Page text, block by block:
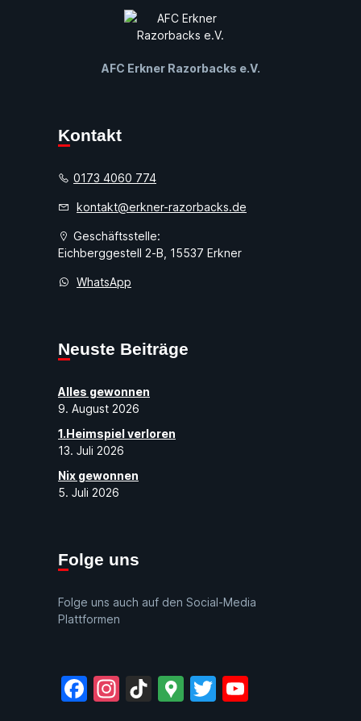
AFC Erkner Razorbacks e.V.
Kontakt
0173 4060 774
kontakt@erkner-razorbacks.de
Geschäftsstelle:
Eichberggestell 2-B, 15537 Erkner
WhatsApp
Neuste Beiträge
Alles gewonnen
9. August 2026
1.Heimspiel verloren
13. Juli 2026
Nix gewonnen
5. Juli 2026
Folge uns
Folge uns auch auf den Social-Media
Plattformen
Facebook
Instagram
TikTok
GoogleTwitter